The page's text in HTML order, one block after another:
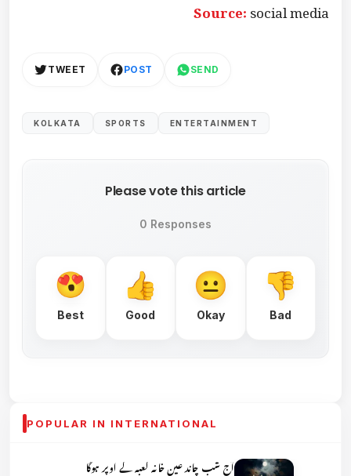
Source:social media
TWEET POST SEND
KOLKATA SPORTS ENTERTAINMENT
Please vote this article
0 Responses
Best Good Okay Bad
POPULAR IN INTERNATIONAL
آج شب چاند عین خانہ کعبہ کے اوپر ہوگا